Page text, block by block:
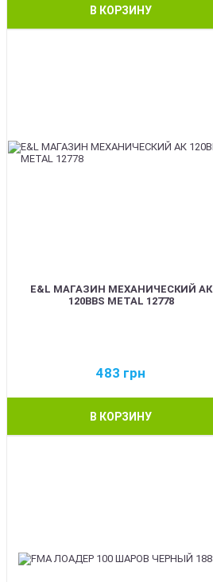
В КОРЗИНУ
E&L МАГАЗИН МЕХАНИЧЕСКИЙ АК
120BBS METAL 12778
483 грн
В КОРЗИНУ